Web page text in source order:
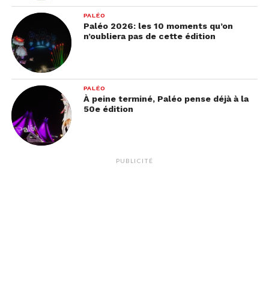
PALÉO
Paléo 2026: les 10 moments qu’on
n’oubliera pas de cette édition
PALÉO
À peine terminé, Paléo pense déjà à la
50e édition
PUBLICITÉ